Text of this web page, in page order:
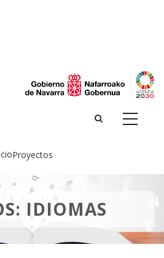
Sobrescribir
Proyectos
IDIOMAS